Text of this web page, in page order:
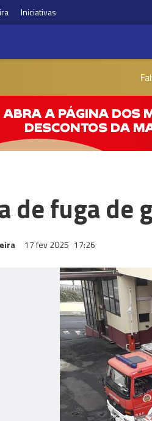
Iniciativas
de fuga de
17 fev 2025 17:26